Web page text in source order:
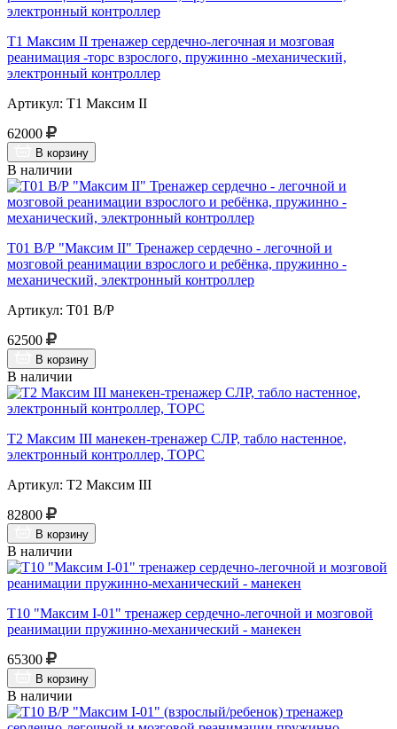
Т1 Максим II тренажер сердечно-легочная и мозговая
реанимация -торс взрослого, пружинно -механический,
электронный контроллер
Артикул: Т1 Максим II
62000
В корзину
В наличии
Т01 В/Р "Максим II" Тренажер сердечно - легочной и
мозговой реанимации взрослого и ребёнка, пружинно -
механический, электронный контроллер
Артикул: Т01 В/Р
62500
В корзину
В наличии
Т2 Максим III манекен-тренажер СЛР, табло настенное,
электронный контроллер, ТОРС
Артикул: Т2 Максим III
82800
В корзину
В наличии
Т10 "Максим I-01" тренажер сердечно-легочной и мозговой
реанимации пружинно-механический - манекен
65300
В корзину
В наличии